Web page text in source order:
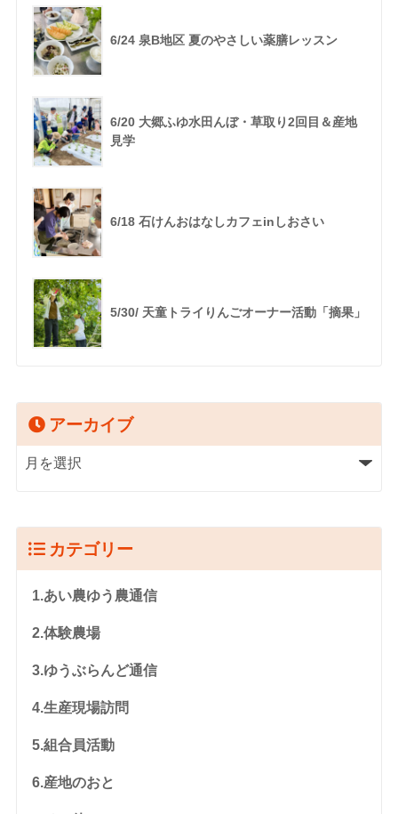
6/24 泉B地区 夏のやさしい薬膳レッスン
6/20 大郷ふゆ水田んぼ・草取り2回目＆産地
見学
6/18 石けんおはなしカフェinしおさい
5/30/ 天童トライりんごオーナー活動「摘果」
アーカイブ
カテゴリー
1.あい農ゆう農通信
2.体験農場
3.ゆうぶらんど通信
4.生産現場訪問
5.組合員活動
6.産地のおと